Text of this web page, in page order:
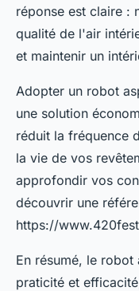
réponse est claire :
qualité de l'air
et maintenir un
Adopter un robot
une solution
réduit la fréquence
la vie de vos
approfondir vos
découvrir une
https://
En résumé, le
praticité et